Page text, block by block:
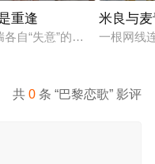
想低调扎纸维生，却因
重逢
各自“失意”的年轻人，在沿
米良与
一根网线
共0 条 “巴黎恋歌” 影评